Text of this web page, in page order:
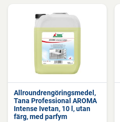
Allroundrengöringsmedel,
Tana Professional AROMA
Intense Ivetan, 10 l, utan
färg, med parfym